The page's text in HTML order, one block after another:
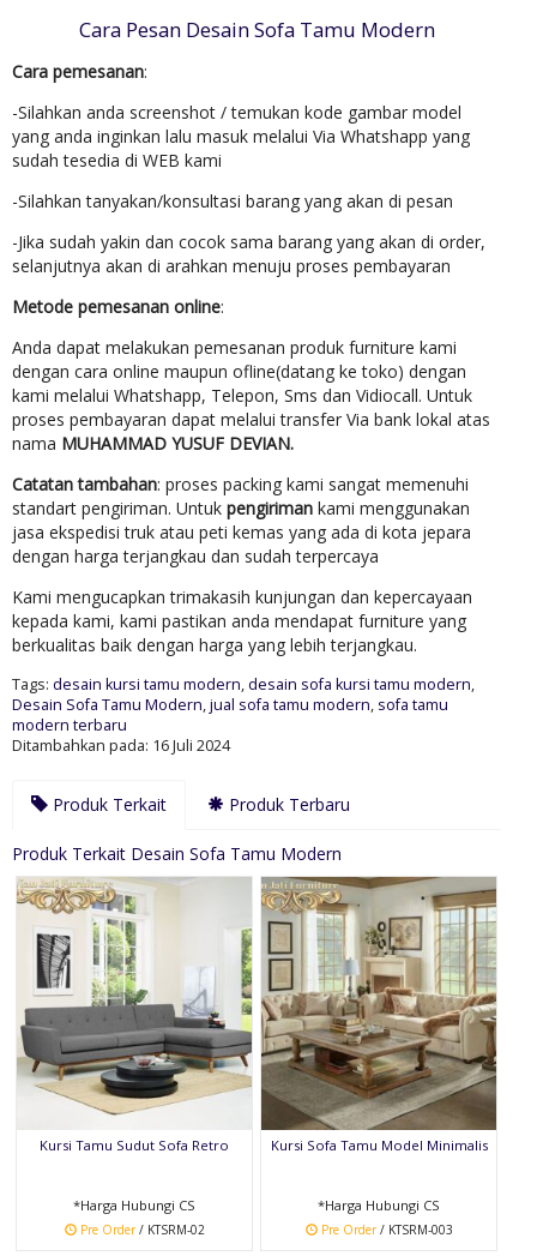
Cara Pesan Desain Sofa Tamu Modern
Cara pemesanan:
-Silahkan anda screenshot / temukan kode gambar model
yang anda inginkan lalu masuk melalui Via Whatshapp yang
sudah tesedia di WEB kami
-Silahkan tanyakan/konsultasi barang yang akan di pesan
-Jika sudah yakin dan cocok sama barang yang akan di order,
selanjutnya akan di arahkan menuju proses pembayaran
Metode pemesanan online:
Anda dapat melakukan pemesanan produk furniture kami
dengan cara online maupun ofline(datang ke toko) dengan
kami melalui Whatshapp, Telepon, Sms dan Vidiocall. Untuk
proses pembayaran dapat melalui transfer Via bank lokal atas
nama MUHAMMAD YUSUF DEVIAN.
Catatan tambahan: proses packing kami sangat memenuhi
standart pengiriman. Untuk pengiriman kami menggunakan
jasa ekspedisi truk atau peti kemas yang ada di kota jepara
dengan harga terjangkau dan sudah terpercaya
Kami mengucapkan trimakasih kunjungan dan kepercayaan
kepada kami, kami pastikan anda mendapat furniture yang
berkualitas baik dengan harga yang lebih terjangkau.
Tags: desain kursi tamu modern,desain sofa kursi tamu modern,
Desain Sofa Tamu Modern,jual sofa tamu modern, sofa tamu
modern terbaru
Ditambahkan pada: 16 Juli 2024
Produk Terkait Produk Terbaru
Produk Terkait Desain Sofa Tamu Modern
Kursi Tamu Sudut Sofa Retro
*Harga Hubungi CS
Pre Order/ KTSRM-02
Kursi Sofa Tamu Model Minimalis
*Harga Hubungi CS
Pre Order/ KTSRM-003